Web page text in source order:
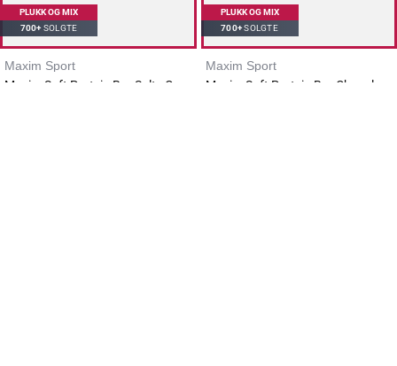
PLUKK OG MIX
700+SOLGTE
Maxim Sport
PLUKK OG MIX
700+SOLGTE
Maxim Sport